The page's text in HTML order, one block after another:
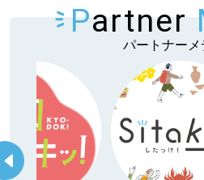
Partner
パートナーメ